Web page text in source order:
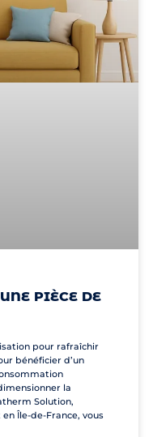
PIÈCE DE
pour rafraîchir
bénéficier d’un
la
Solution,
Île-de-France, vous